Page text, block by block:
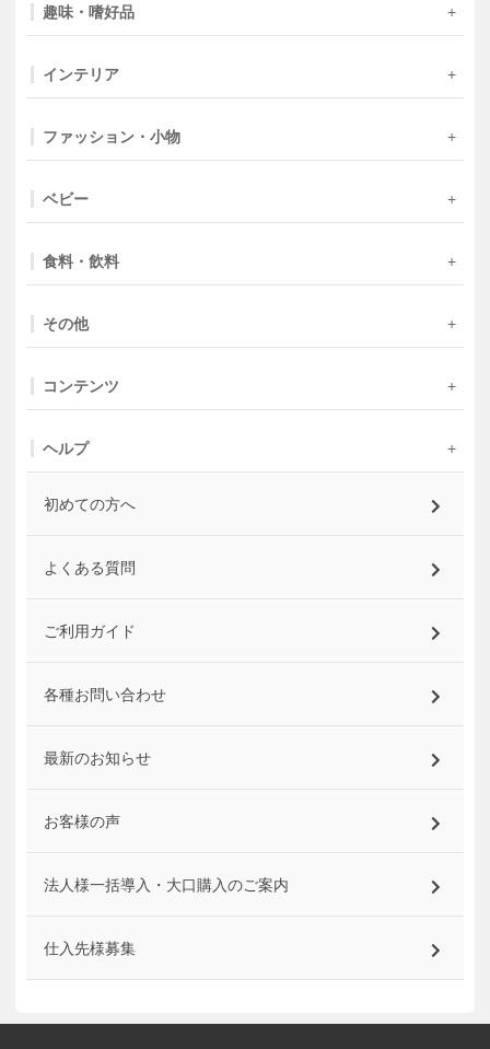
趣味・嗜好品
インテリア
ファッション・小物
ベビー
食料・飲料
その他
コンテンツ
ヘルプ
初めての方へ
よくある質問
ご利用ガイド
各種お問い合わせ
最新のお知らせ
お客様の声
法人様一括導入・大口購入のご案内
仕入先様募集